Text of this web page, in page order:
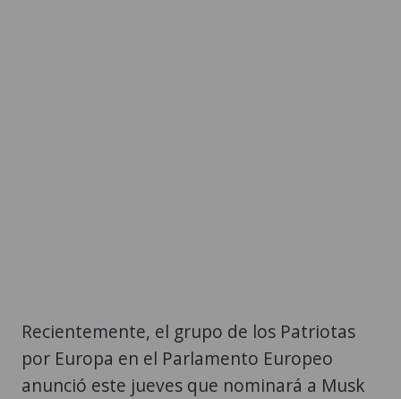
Recientemente, el grupo de los Patriotas
por Europa en el Parlamento Europeo
anunció este jueves que nominará a Musk